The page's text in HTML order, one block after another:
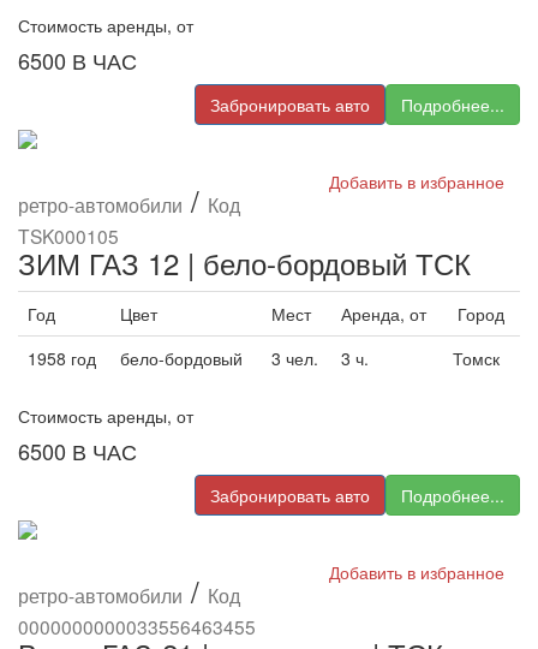
Стоимость аренды, от
6500 В ЧАС
Подробнее...
Забронировать авто
Добавить в избранное
ретро-автомобили / Код
TSK000105
ЗИМ ГАЗ 12 | бело-бордовый ТСК
Год Цвет Мест Аренда, от
Город
1958 год
бело-бордовый 3 чел. 3 ч. Томск
Стоимость аренды, от
6500 В ЧАС
Подробнее...
Забронировать авто
Добавить в избранное
ретро-автомобили / Код
0000000000033556463455